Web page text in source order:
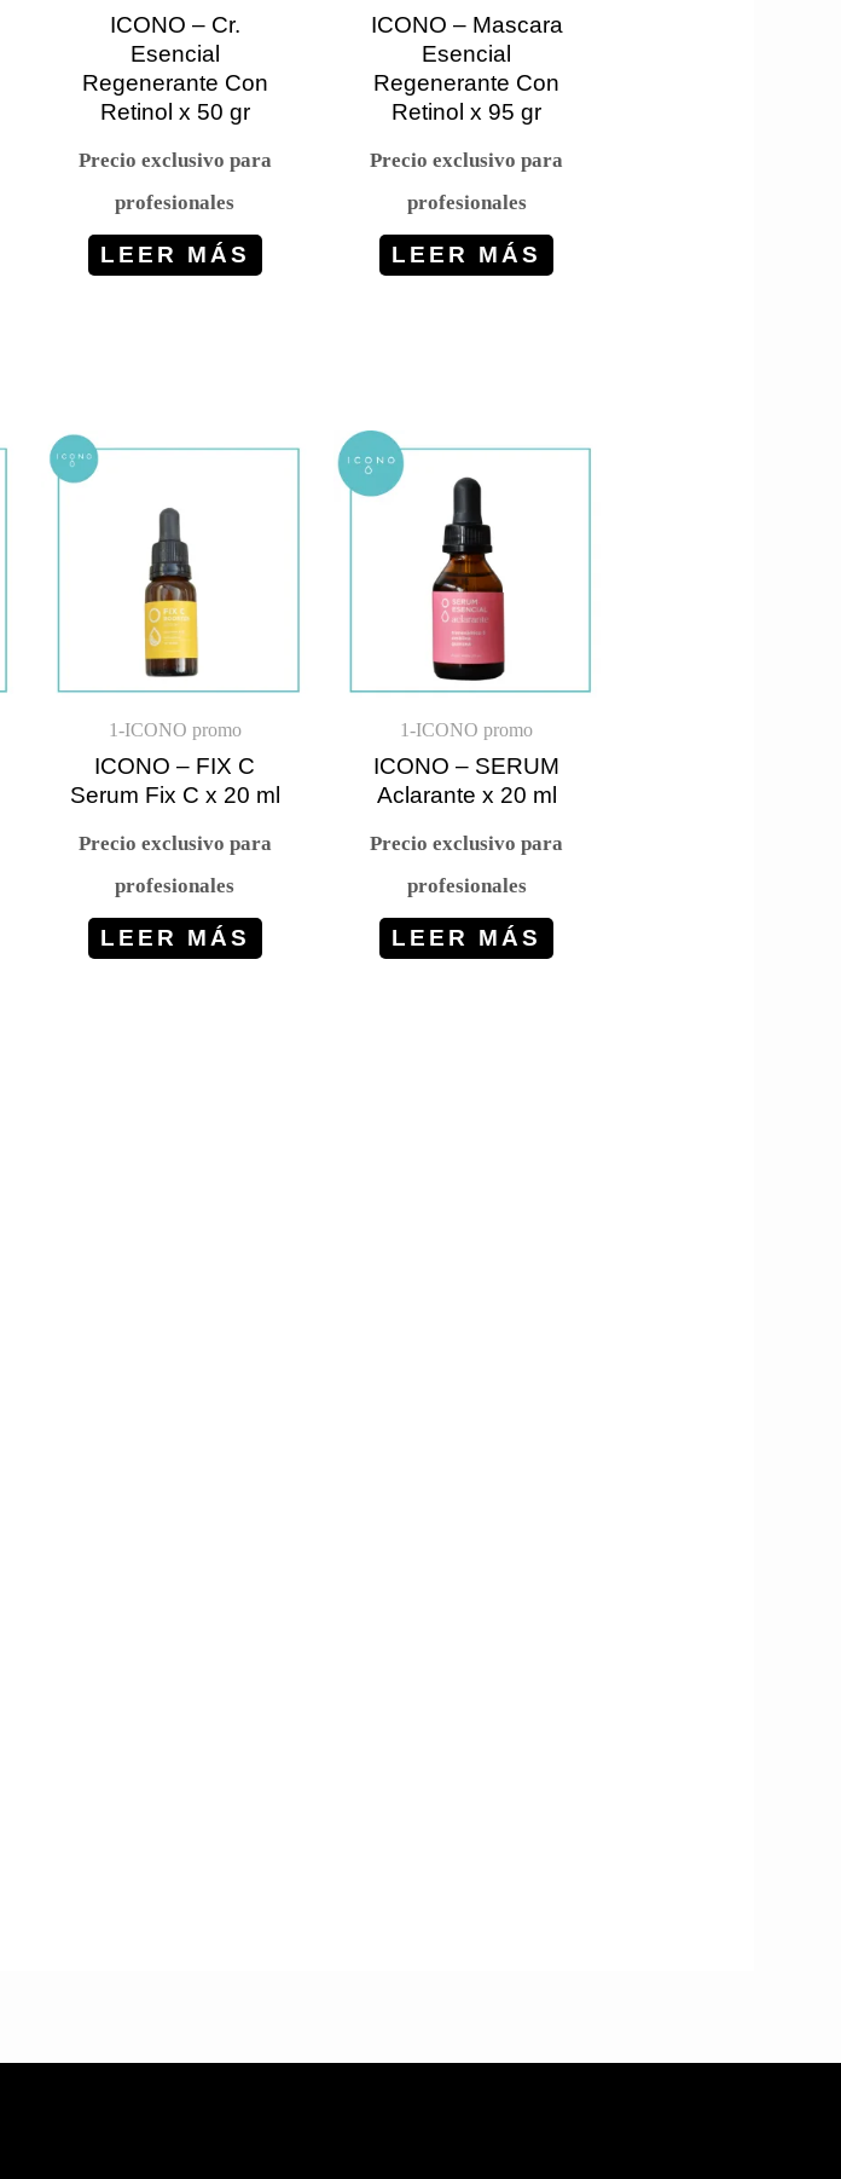
ICONO – Cr.
Esencial
Regenerante Con
Retinol x 50 gr
Precio exclusivo para
profesionales
LEER MÁS
ICONO – Mascara
Esencial
Regenerante Con
Retinol x 95 gr
Precio exclusivo para
profesionales
LEER MÁS
1-ICONO promo
ICONO – FIX C
Serum Fix C x 20 ml
Precio exclusivo para
profesionales
LEER MÁS
1-ICONO promo
ICONO – SERUM
Aclarante x 20 ml
Precio exclusivo para
profesionales
LEER MÁS